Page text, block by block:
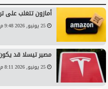
أمازون تتغلب على
25 يونيو, 2026 9:48 م
مصير تيسلا قد
25 يونيو, 2026 8:11 م